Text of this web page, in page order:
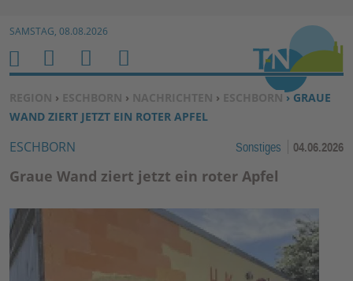
Zum Inhalt springen ↓
SAMSTAG, 08.08.2026
SIE BEFINDEN SICH HIER:
REGION › ESCHBORN › NACHRICHTEN › ESCHBORN› GRAUE
WAND ZIERT JETZT EIN ROTER APFEL
ESCHBORN Sonstiges 04.06.2026
Graue Wand ziert jetzt ein roter Apfel
H
O
M
E
M
E
N
U
S
U
C
N
B
E
N
Z
R